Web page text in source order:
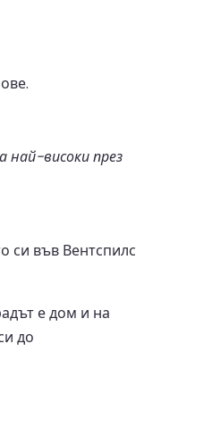
високи през
си във Вентспилс
е дом и на
до